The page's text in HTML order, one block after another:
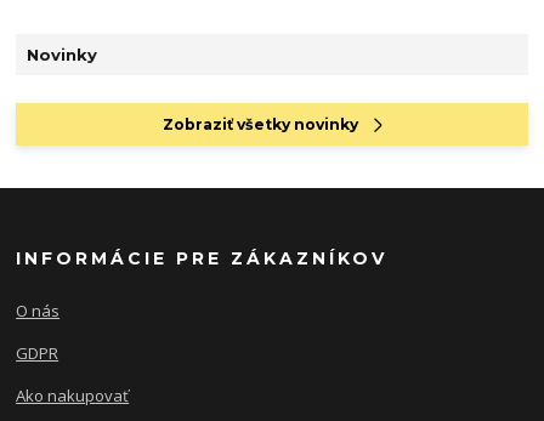
Novinky
Zobraziť všetky novinky
INFORMÁCIE PRE ZÁKAZNÍKOV
O nás
GDPR
Ako nakupovať